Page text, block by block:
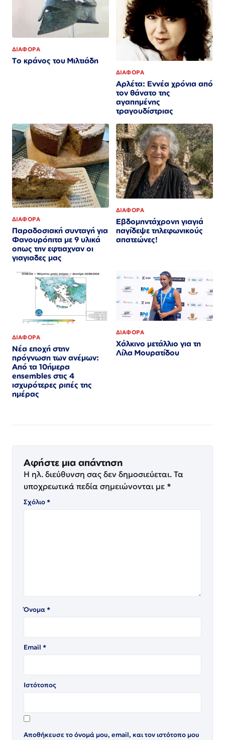
ΔΙΑΦΟΡΑ
Το κράνος του Μιλτιάδη
ΔΙΑΦΟΡΑ
Αρλέτα: Εννέα χρόνια από
τον θάνατο της
αγαπημένης
τραγουδίστριας
ΔΙΑΦΟΡΑ
Παραδοσιακή συνταγή για
Φανουρόπιτα με 9 υλικά
οπως την εφτιαχναν οι
γιαγιαδες μας
ΔΙΑΦΟΡΑ
Εβδομηντάχρονη γιαγιά
παγίδεψε τηλεφωνικούς
απατεώνες!
ΔΙΑΦΟΡΑ
Νέα εποχή στην
πρόγνωση των ανέμων:
Από τα 10ήμερα
ensembles στις 4
ισχυρότερες ριπές της
ημέρας
ΔΙΑΦΟΡΑ
Χάλκινο μετάλλιο για τη
Λίλα Μουρατίδου
Αφήστε μια απάντηση
Η ηλ. διεύθυνση σας δεν δημοσιεύεται. Τα
υποχρεωτικά πεδία σημειώνονται με *
Σχόλιο*
Όνομα*
Email *
Ιστότοπος
Αποθήκευσε το όνομά μου, email, και τον ιστότοπο μου